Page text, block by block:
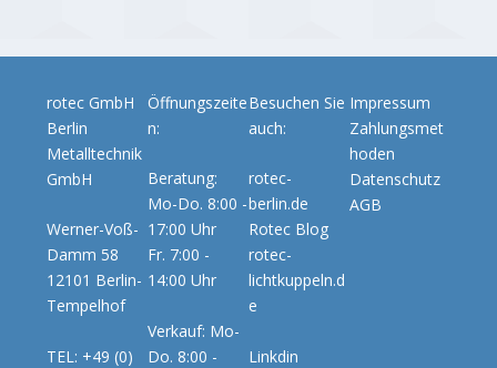
rotec GmbH
Berlin
Metalltechnik
GmbH
Werner-Voß-
Damm 58
12101 Berlin-
Tempelhof
TEL: +49 (0)
Öffnungszeite
n:
Beratung:
Mo-Do. 8:00 -
17:00 Uhr
Fr. 7:00 -
14:00 Uhr
Verkauf: Mo-
Do. 8:00 -
Besuchen Sie
auch:
rotec-
berlin.de
Rotec Blog
rotec-
lichtkuppeln.d
e
Linkdin
Impressum
Zahlungsmet
hoden
Datenschutz
AGB